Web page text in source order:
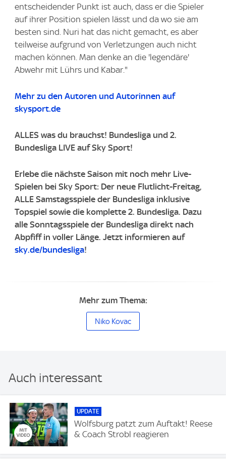
entscheidender Punkt ist auch, dass er die Spieler
auf ihrer Position spielen lässt und da wo sie am
besten sind. Nuri hat das nicht gemacht, es aber
teilweise aufgrund von Verletzungen auch nicht
machen können. Man denke an die 'legendäre'
Abwehr mit Lührs und Kabar."
Mehr zu den Autoren und Autorinnen auf
skysport.de
ALLES was du brauchst! Bundesliga und 2.
Bundesliga LIVE auf Sky Sport!​
Erlebe die nächste Saison mit noch mehr Live-
Spielen bei Sky Sport: Der neue Flutlicht-Freitag,
ALLE Samstagsspiele der Bundesliga inklusive
Topspiel sowie die komplette 2. Bundesliga. ​Dazu
alle Sonntagsspiele der Bundesliga direkt nach
Abpfiff in voller Länge. ​Jetzt informieren auf
sky.de/bundesliga!
Mehr zum Thema:
Niko Kovac
Auch interessant
UPDATE
Wolfsburg patzt zum Auftakt! Reese
& Coach Strobl reagieren